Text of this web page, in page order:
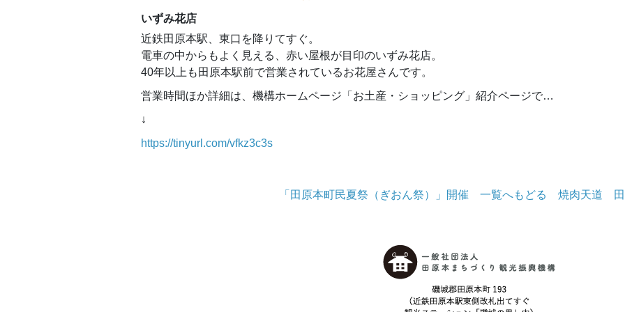
いずみ花店
近鉄田原本駅、東口を降りてすぐ。
電車の中からもよく見える、赤い屋根が目印のいずみ花店。
40年以上も田原本駅前で営業されているお花屋さんです。
営業時間ほか詳細は、機構ホームページ「お土産・ショッピング」 紹介ページで…
↓
https://tinyurl.com/vfkz3c3s
「田原本町民夏祭（ぎおん祭）」開催 一覧へもどる 焼肉天道 田